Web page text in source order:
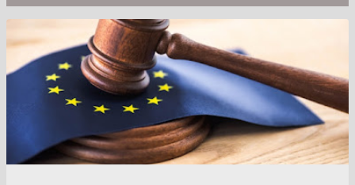
Α
σ